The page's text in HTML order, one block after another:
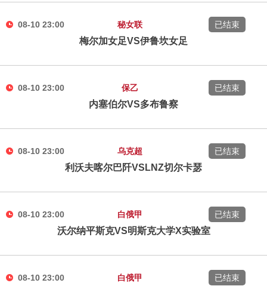
08-10 23:00 秘女联
梅尔加女足VS伊鲁坎女足
已结束
08-10 23:00 保乙
内塞伯尔VS多布鲁察
已结束
08-10 23:00 乌克超
利沃夫喀尔巴阡VSLNZ切尔卡瑟
已结束
08-10 23:00 白俄甲
沃尔纳平斯克VS明斯克大学X实验室
已结束
08-10 23:00 白俄甲 已结束